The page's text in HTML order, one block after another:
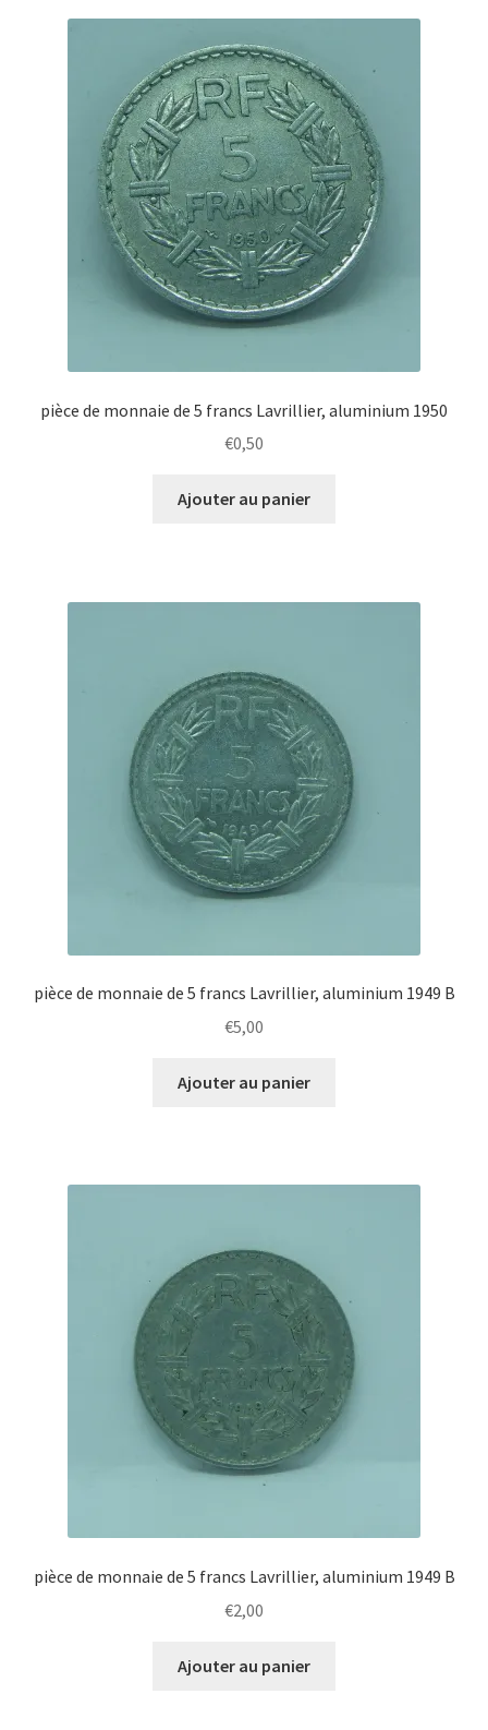
pièce de monnaie de 5 francs Lavrillier, aluminium 1950
€0,50
Ajouter au panier
pièce de monnaie de 5 francs Lavrillier, aluminium 1949 B
€5,00
Ajouter au panier
pièce de monnaie de 5 francs Lavrillier, aluminium 1949 B
€2,00
Ajouter au panier